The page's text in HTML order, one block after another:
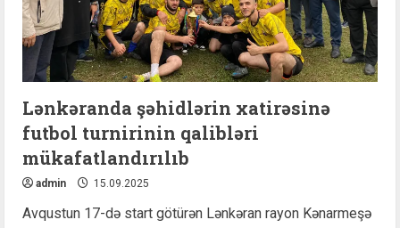
Lənkəranda şəhidlərin xatirəsinə
futbol turnirinin qalibləri
mükafatlandırılıb
admin 15.09.2025
Avqustun 17-də start götürən Lənkəran rayon Kənarmeşə